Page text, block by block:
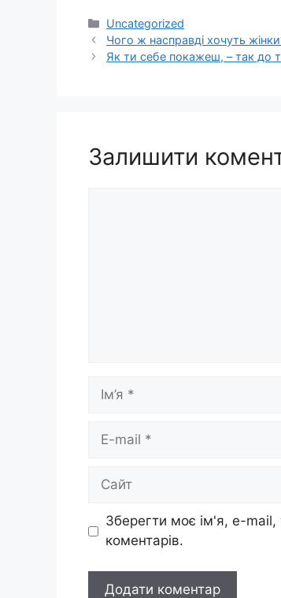
Категорії
Uncategorized
Чого ж насправді хочуть
Як ти себе покажеш, – так до
Залишити
Ім’я
Сайт
Зберегти моє ім'я, e-mail,
коментарів.